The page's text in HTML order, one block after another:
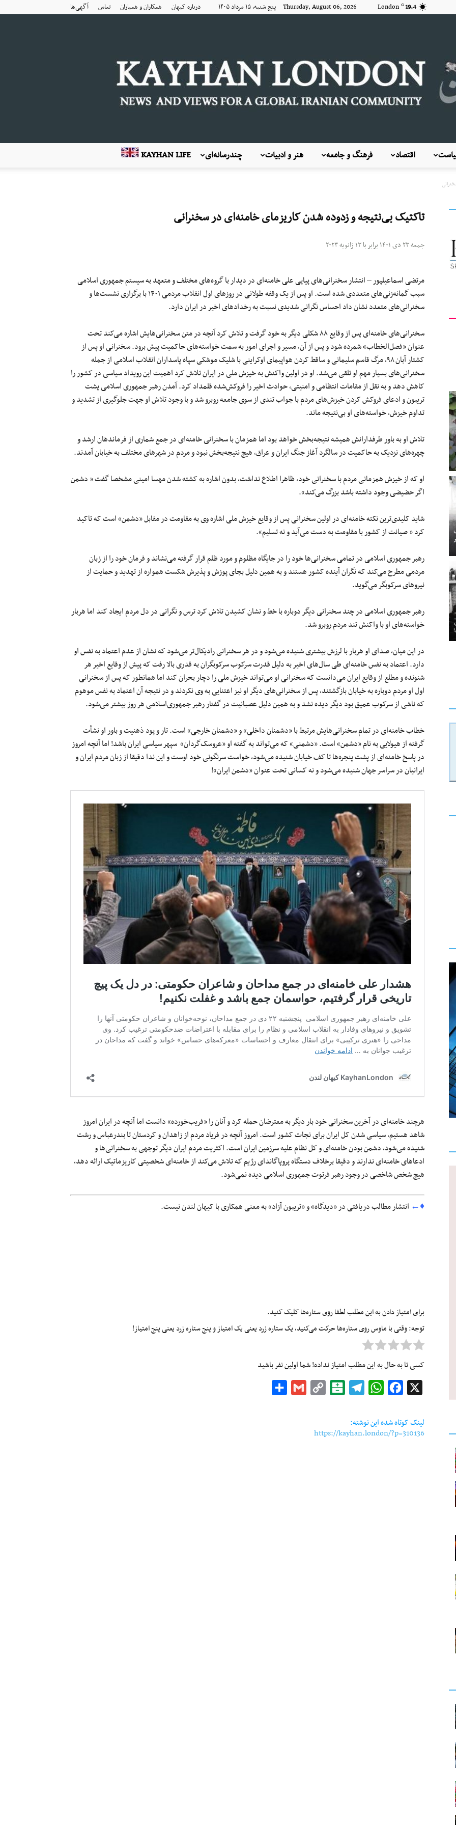
19.4
C
London Thursday, August 06, 2026 پنج شنبه, ۱۵ مرداد ۱۴۰۵ درباره کیهان همکاران و همیاران تماس آگهی‌ها
کیهان
لندن
KAYHAN LIFE چندرسانه‌ای هنر و ادبیات فرهنگ و جامعه اقتصاد
تاکتیک بی‌نتیجه و زدوده شدن کاریزمای خامنه‌ای در سخنرانی
جمعه ۲۳ دی ۱۴۰۱ برابر با ۱۳ ژانویه ۲۰۲۳
مرتضی اسماعیلپور – انتشار سخنرانی‌های پیاپی علی خامنه‌ای در دیدار با گروه‌های مختلف و متعهد به سیستم جمهوری‌ اسلامی
سبب گمانه‌زنی‌های متعددی شده است. او پس از یک وقفه طولانی در روزهای اول انقلاب مردمی ۱۴۰۱ با برگزاری نشست‌ها و
سخنرانی‌های متعدد نشان داد احساس نگرانی شدیدی نسبت به رخدادهای اخیر در ایران دارد.
سخنرانی‌های خامنه‌ای پس از وقایع ۸۸ شکلی دیگر به خود گرفت و تلاش کرد آنچه در متن سخنرانی‌هایش اشاره می‌کند تحت
عنوان «فصل‌الخطاب» شمرده شود و پس از آن، مسیر و اجرای امور به سمت خواسته‌های حاکمیت پیش برود. سخنرانی او پس از
کشتار آبان ۹۸، مرگ قاسم سلیمانی و ساقط کردن هواپیمای اوکراینی با شلیک موشکی سپاه پاسداران انقلاب اسلامی از جمله
سخنرانی‌های بسیار مهم او تلقی می‌شد. او در اولین واکنش به خیزش‌ ملی در ایران تلاش کرد اهمیت این رویداد سیاسی در کشور را
کاهش دهد و به نقل از مقامات انتظامی و امنیتی، حوادث اخیر را فروکش‌شده قلمداد کرد. آمدن رهبر جمهوری‌ اسلامی پشت
تریبون‌ و ادعای فروکش کردن خیزش‌های مردم با جواب تندی از سوی جامعه روبرو شد و با وجود تلاش او جهت جلوگیری از تشدید و
تداوم خیزش، خواسته‌های او بی‌نتیجه ماند.
تلاش او به باور طرفدارانش همیشه نتیجه‌بخش خواهد بود اما همزمان با سخنرانی خامنه‌ای در جمع شماری از فرماندهان ارشد و
چهره‌های نزدیک به حاکمیت در سالگرد آغاز جنگ ایران و عراق، هیچ نتیجه‌بخش نبود و مردم در شهرهای مختلف به خیابان آمدند.
او که از خیزش همزمانی مردم با سخنرانی خود، ظاهرا اطلاع نداشت، بدون اشاره به کشته شدن مهسا امینی مشخصا گفت « دشمن
اگر حضیضی وجود داشته باشد بزرگ می‌کند».
شاید کلیدی‌ترین نکته خامنه‌ای در اولین سخنرانی پس از وقایع خیزش ملی اشاره وی به مقاومت در مقابل «دشمن» است که تاکید
کرد « صیانت از کشور با مقاومت به دست می‌آید و نه تسلیم».
رهبر جمهوری‌ اسلامی در تمامی سخنرانی‌ها خود را در جایگاه مظلوم و مورد ظلم قرار گرفته می‌نشاند و فرمان خود را از زبان
مردمی مطرح می‌کند که نگران آینده کشور هستند و به همین دلیل بجای پوزش و پذیرش شکست همواره از تهدید و حمایت از
نیروهای سرکوبگر می‌گوید.
رهبر جمهوری‌ اسلامی در چند سخنرانی دیگر دوباره با خط‌ و نشان کشیدن تلاش کرد ترس و نگرانی در دل مردم ایجاد کند اما هربار
خواسته‌های او با واکنش تند مردم روبرو شد.
در این میان، صدای او هربار با لرزش بیشتری شنیده می‌شود و در هر سخنرانی رادیکال‌تر می‌شود که نشان از عدم اعتماد به نفس او
دارد. اعتماد به نفس خامنه‌ای طی سال‌های اخیر به دلیل قدرت سرکوب سرکوبگران به قدری بالا رفت که پیش از وقایع اخیر هر
شنونده و مطلع از وقایع ایران می‌دانست که سخنرانی او می‌تواند خیزش ملی را دچار بحران کند اما همانطور که پس از سخنرانی
اول او مردم دوباره به خیابان بازگشتند، پس از سخنرانی‌های دیگر او نیز اعتنایی به وی نکردند و در نتیجه آن اعتماد به نفس موهوم
که ناشی از سرکوب عمیق بود دیگر دیده نشد و به همین دلیل عصبانیت در گفتار رهبر جمهوری‌اسلامی هر روز بیشتر می‌شود.
خطاب خامنه‌ای در تمام سخنرانی‌هایش مرتبط با «دشمنان داخلی» و «دشمنان خارجی» است. تار و پود ذهنیت و باور او نشأت
گرفته از هیولایی به نام «دشمن» است. «دشمنی» که می‌تواند به گفته او «عروسک‌گردان» سپهر سیاسی ایران باشد! اما آنچه امروز
در پاسخ خامنه‌ای از پشت پنجره‌ها تا کف خیابان شنیده می‌شود، خواست سرنگونی خود اوست و این ندا دقیقا از زبان مردم ایران و
ایرانیان در سراسر جهان شنیده می‌شود و نه کسانی تحت عنوان «دشمن ایران»!
هرچند خامنه‌ای در آخرین سخنرانی خود بار دیگر به معترضان حمله کرد و آنان را «فریب‌خورده» دانست اما آنچه در ایران امروز
شاهد هستیم، سیاسی شدن کل ایران برای نجات کشور است. امروز آنچه در فریاد مردم از زاهدان و کردستان تا بندرعباس و رشت
شنیده می‌شود، دشمن بودن خامنه‌ای و کل نظام علیه سرزمین ایران است. اکثریت مردم ایران دیگر توجهی به سخنرانی‌ها و
ادعاهای خامنه‌ای ندارند و دقیقا برخلاف دستگاه پروپاگاندای رژیم که تلاش می‌کند از خامنه‌ای شخصیتی کاریزماتیک ارائه دهد،
هیچ شخص شاخصی در وجود رهبر فرتوت جمهوری‌ اسلامی دیده نمی‌شود.
♦← انتشار مطالب دریافتی در «دیدگاه» و «تریبون آزاد» به معنی همکاری با کیهان لندن نیست.
برای امتیاز دادن به این مطلب لطفا روی ستاره‌ها کلیک کنید.
توجه: وقتی با ماوس روی ستاره‌ها حرکت می‌کنید، یک ستاره زرد یعنی یک امتیاز و پنج ستاره زرد یعنی پنج امتیاز!
کسی تا به حال به این مطلب امتیاز نداده! شما اولین نفر باشید
Facebook
WhatsApp
Telegram
Balatarin
Copy
Gmail
لینک کوتاه شده این نوشته:
https://kayhan.london/?p=310136